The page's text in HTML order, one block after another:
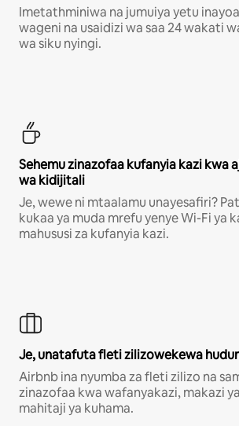
Imetathminiwa na jumuiya yetu
wageni na usaidizi wa saa 24 wakati
wa siku nyingi.
Sehemu zinazofaa kufanyia kazi kwa
wa kidijitali
Je, wewe ni mtaalamu unayesafiri?
kukaa ya muda mrefu yenye Wi-Fi ya
mahususi za kufanyia kazi.
Je, unatafuta fleti zilizowekewa
Airbnb ina nyumba za fleti zilizo na
zinazofaa kwa wafanyakazi, makazi
mahitaji ya kuhama.